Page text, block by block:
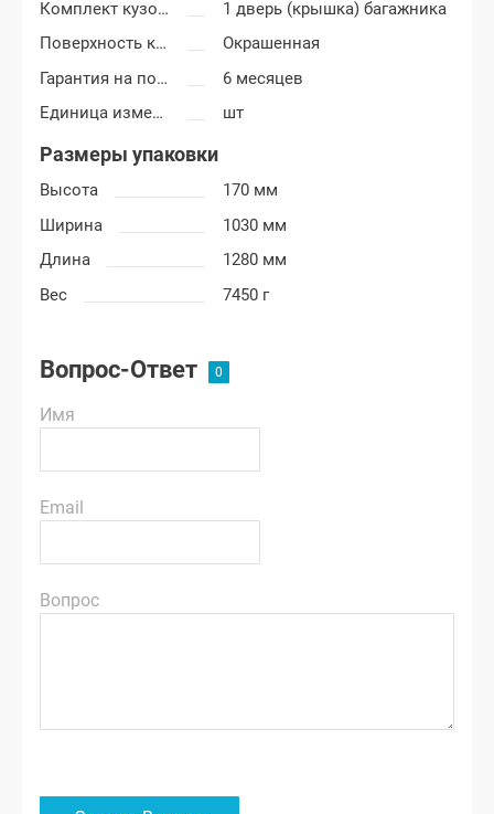
Комплект кузовных деталей
1 дверь (крышка) багажника
Поверхность крышки багажника
Окрашенная
Гарантия на покраску
6 месяцев
Единица измерения
шт
Размеры упаковки
Высота
170 мм
Ширина
1030 мм
Длина
1280 мм
Вес
7450 г
Вопрос-Ответ
Имя
Email
Вопрос